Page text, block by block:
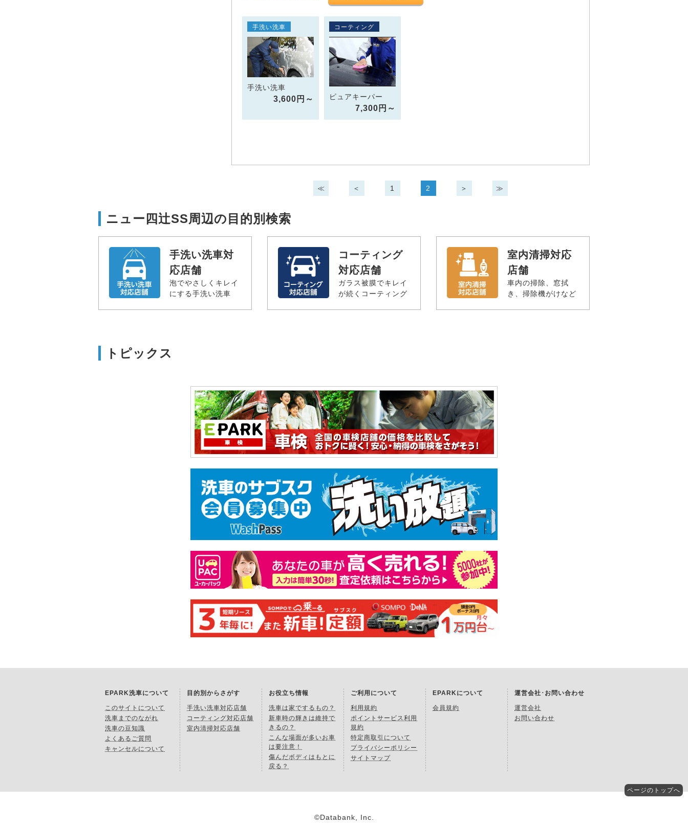
手洗い洗車
手洗い洗車
3,600円～
コーティング
ピュアキーパー
7,300円～
≪ ＜ 1 2 ＞ ≫
ニュー四辻SS周辺の目的別検索
手洗い洗車対
応店舗
泡でやさしくキレイ
にする手洗い洗車
コーティング
対応店舗
ガラス被膜でキレイ
が続くコーティング
室内清掃対応
店舗
車内の掃除、窓拭
き、掃除機がけなど
トピックス
EPARK洗車について
このサイトについて
洗車までのながれ
洗車の豆知識
よくあるご質問
キャンセルについて
目的別からさがす
手洗い洗車対応店舗
コーティング対応店舗
室内清掃対応店舗
お役立ち情報
洗車は家でするもの？
新車時の輝きは維持で
きるの？
こんな場面が多いお車
は要注意！
傷んだボディはもとに
戻る？
ご利用について
利用規約
ポイントサービス利用
規約
特定商取引について
プライバシーポリシー
サイトマップ
EPARKについて
会員規約
運営会社･お問い合わせ
運営会社
お問い合わせ
©Databank, Inc.
ページの トップへ